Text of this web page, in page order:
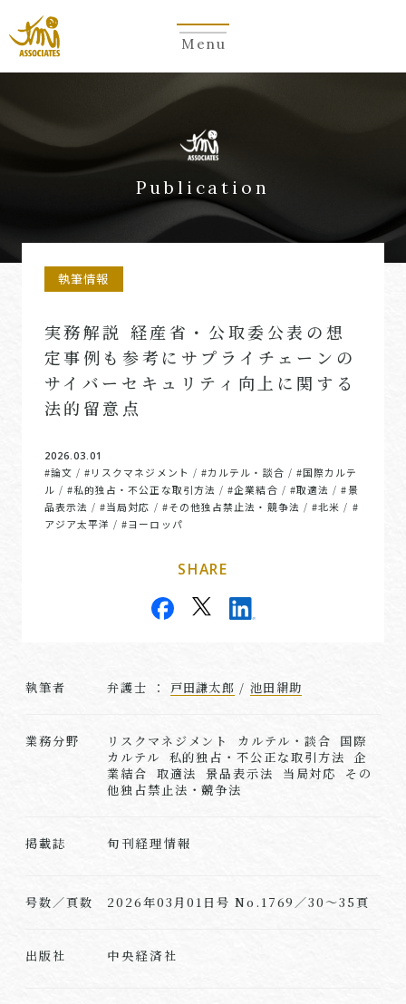
Menu
Publication
執筆情報
実務解説 経産省・公取委公表の想
定事例も参考にサプライチェーンの
サイバーセキュリティ向上に関する
法的留意点
2026.03.01
#論文 / #リスクマネジメント /#カルテル・談合 / #国際カルテ
ル / #私的独占・不公正な取引方法 /#企業結合 / #取適法 /#景
品表示法 /#当局対応 / #その他独占禁止法・競争法 /#北米 / #
アジア太平洋 /#ヨーロッパ
SHARE
執筆者 弁護士 ： 戸田謙太郎 / 池田絹助
業務分野
リスクマネジメント カルテル・談合 国際
カルテル 私的独占・不公正な取引方法 企
業結合 取適法 景品表示法 当局対応 その
他独占禁止法・競争法
掲載誌 旬刊経理情報
号数／頁数 2026年03月01日号 No.1769／30～35頁
出版社 中央経済社